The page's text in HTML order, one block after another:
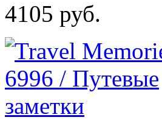
4105 руб.